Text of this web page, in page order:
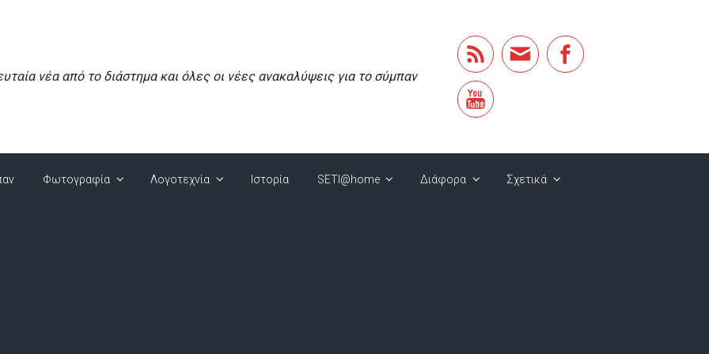
νέα από το διάστημα και όλες οι νέες ανακαλύψεις για το σύμπαν
Φωτογραφία Λογοτεχνία Ιστορία SETI@home Διάφορα Σχετικά